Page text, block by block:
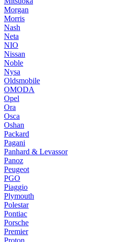
Morgan
Morris
Nash
Neta
NIO
Nissan
Noble
Nysa
Oldsmobile
OMODA
Opel
Ora
Osca
Oshan
Packard
Pagani
Panhard & Levassor
Panoz
Peugeot
PGO
Piaggio
Plymouth
Polestar
Pontiac
Porsche
Premier
Proton